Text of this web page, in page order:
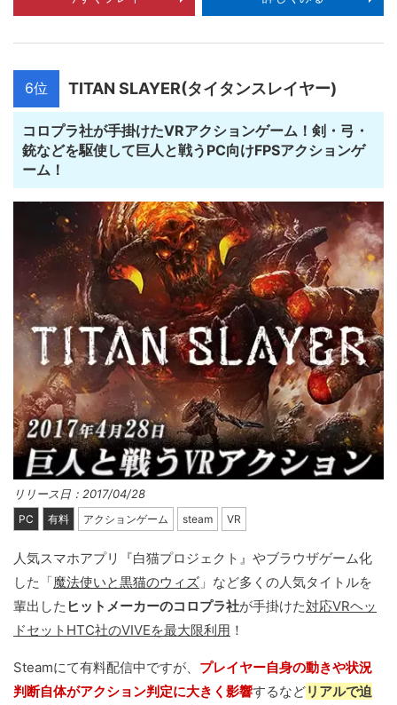
6位 TITAN SLAYER(タイタンスレイヤー)
コロプラ社が手掛けたVRアクションゲーム！剣・弓・
銃などを駆使して巨人と戦うPC向けFPSアクションゲ
ーム！
リリース日：2017/04/28
PC 有料 アクションゲーム steam VR
人気スマホアプリ『白猫プロジェクト』やブラウザゲーム化
した「魔法使いと黒猫のウィズ 」など多くの人気タイトルを
輩出した ヒットメーカーのコロプラ社が手掛けた対応VRヘッ
ドセットHTC社のVIVEを最大限利用 ！
Steamにて有料配信中ですが、 プレイヤー自身の動きや状況
判断自体がアクション判定に大きく影響するなどリアルで迫